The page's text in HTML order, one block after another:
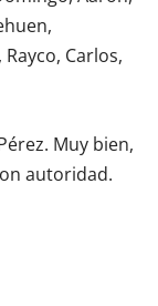
Carlos,
Muy bien,
autoridad.